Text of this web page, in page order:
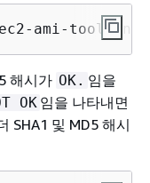
ami-
해시가 OK. 임을
OK 임을 나타내면
SHA1 및 MD5 해시